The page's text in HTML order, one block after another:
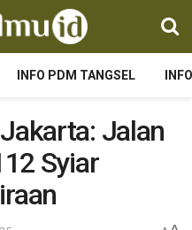
INFO PDM TANGSEL
Jalan
Syiar